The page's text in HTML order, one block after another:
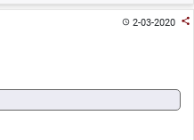
2-03-2020 